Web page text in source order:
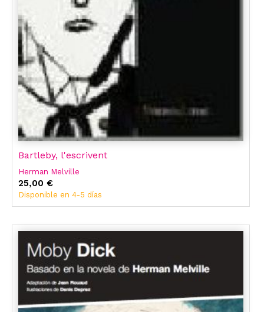
Bartleby, l'escrivent
Herman Melville
25,00 €
Disponible en 4-5 días